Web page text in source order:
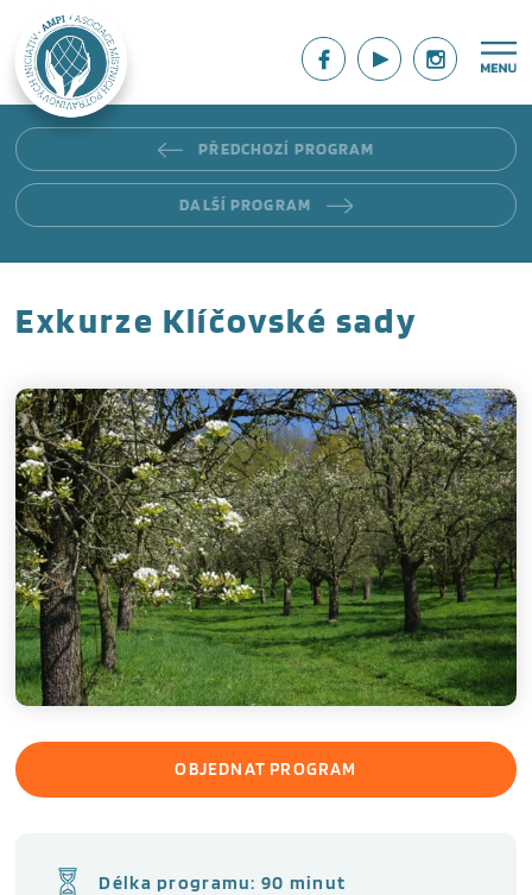
PŘEDCHOZÍ PROGRAM
DALŠÍ PROGRAM
Exkurze Klíčovské sady
OBJEDNAT PROGRAM
Délka programu: 90 minut